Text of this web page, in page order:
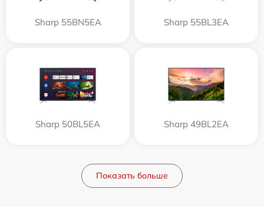
Sharp 55BN5EA Sharp 55BL3EA
Sharp 50BL5EA Sharp 49BL2EA
Показать больше